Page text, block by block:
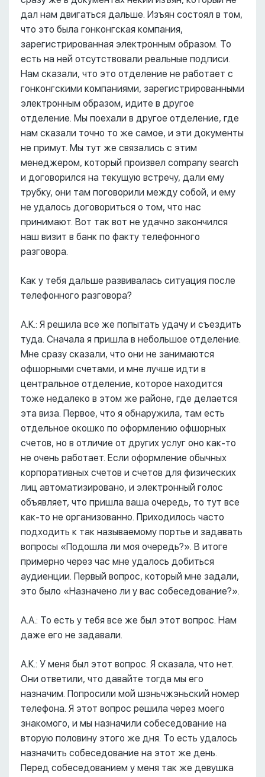
дал нам двигаться дальше. Изъян состоял в том,
что это была гонконгская компания,
зарегистрированная электронным образом. То
есть на ней отсутствовали реальные подписи.
Нам сказали, что это отделение не работает с
гонконгскими компаниями, зарегистрированными
электронным образом, идите в другое
отделение. Мы поехали в другое отделение, где
нам сказали точно то же самое, и эти документы
не примут. Мы тут же связались с этим
менеджером, который произвел company search
и договорился на текущую встречу, дали ему
трубку, они там поговорили между собой, и ему
не удалось договориться о том, что нас
принимают. Вот так вот не удачно закончился
наш визит в банк по факту телефонного
разговора.
Как у тебя дальше развивалась ситуация после
телефонного разговора?
А.К.: Я решила все же попытать удачу и съездить
туда. Сначала я пришла в небольшое отделение.
Мне сразу сказали, что они не занимаются
офшорными счетами, и мне лучше идти в
центральное отделение, которое находится
тоже недалеко в этом же районе, где делается
эта виза. Первое, что я обнаружила, там есть
отдельное окошко по оформлению офшорных
счетов, но в отличие от других услуг оно как-то
не очень работает. Если оформление обычных
корпоративных счетов и счетов для физических
лиц автоматизировано, и электронный голос
объявляет, что пришла ваша очередь, то тут все
как-то не организованно. Приходилось часто
подходить к так называемому портье и задавать
вопросы «Подошла ли моя очередь?». В итоге
примерно через час мне удалось добиться
аудиенции. Первый вопрос, который мне задали,
это было «Назначено ли у вас собеседование?».
А.А.: То есть у тебя все же был этот вопрос. Нам
даже его не задавали.
А.К.: У меня был этот вопрос. Я сказала, что нет.
Они ответили, что давайте тогда мы его
назначим. Попросили мой шэньчжэньский номер
телефона. Я этот вопрос решила через моего
знакомого, и мы назначили собеседование на
вторую половину этого же дня. То есть удалось
назначить собеседование на этот же день.
Перед собеседованием у меня так же девушка